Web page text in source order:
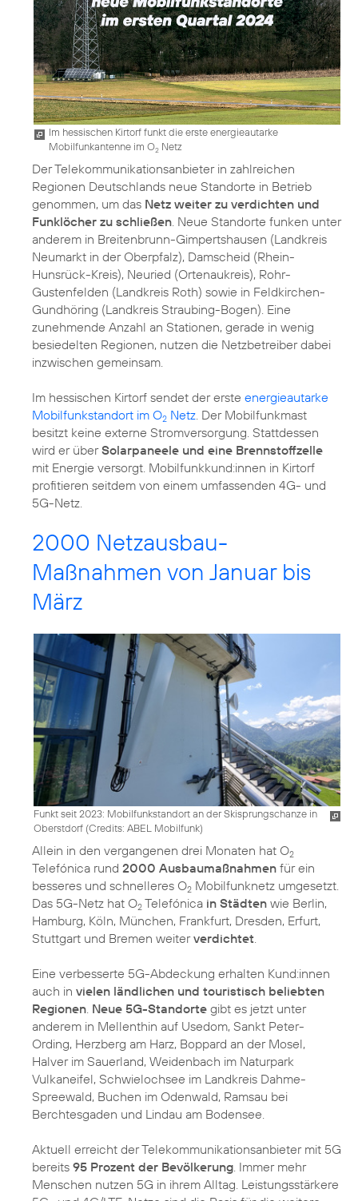
Im hessischen Kirtorf funkt die erste energieautarke
Mobilfunkantenne im O2 Netz
Der Telekommunikationsanbieter in zahlreichen
Regionen Deutschlands neue Standorte in Betrieb
genommen, um das Netz weiter zu verdichten und
Funklöcher zu schließen . Neue Standorte funken unter
anderem in Breitenbrunn-Gimpertshausen (Landkreis
Neumarkt in der Oberpfalz), Damscheid (Rhein-
Hunsrück-Kreis), Neuried (Ortenaukreis), Rohr-
Gustenfelden (Landkreis Roth) sowie in Feldkirchen-
Gundhöring (Landkreis Straubing-Bogen). Eine
zunehmende Anzahl an Stationen, gerade in wenig
besiedelten Regionen, nutzen die Netzbetreiber dabei
inzwischen gemeinsam.
Im hessischen Kirtorf sendet der erste energieautarke
Mobilfunkstandort im O2 Netz . Der Mobilfunkmast
besitzt keine externe Stromversorgung. Stattdessen
wird er überSolarpaneele und eine Brennstoffzelle
mit Energie versorgt. Mobilfunkkund:innen in Kirtorf
profitieren seitdem von einem umfassenden 4G- und
5G-Netz.
2000 Netzausbau-
Maßnahmen von Januar bis
März
Funkt seit 2023: Mobilfunkstandort an der Skisprungschanze in
Oberstdorf (Credits: ABEL Mobilfunk)
Allein in den vergangenen drei Monaten hat O2
Telefónica rund 2000 Ausbaumaßnahmen für ein
besseres und schnelleres O2 Mobilfunknetz umgesetzt.
Das 5G-Netz hat O2 Telefónica in Städten wie Berlin,
Hamburg, Köln, München, Frankfurt, Dresden, Erfurt,
Stuttgart und Bremen weiterverdichtet.
Eine verbesserte 5G-Abdeckung erhalten Kund:innen
auch in vielen ländlichen und touristisch beliebten
Regionen. Neue 5G-Standorte gibt es jetzt unter
anderem in Mellenthin auf Usedom, Sankt Peter-
Ording, Herzberg am Harz, Boppard an der Mosel,
Halver im Sauerland, Weidenbach im Naturpark
Vulkaneifel, Schwielochsee im Landkreis Dahme-
Spreewald, Buchen im Odenwald, Ramsau bei
Berchtesgaden und Lindau am Bodensee.
Aktuell erreicht der Telekommunikationsanbieter mit 5G
bereits 95 Prozent der Bevölkerung. Immer mehr
Menschen nutzen 5G in ihrem Alltag. Leistungsstärkere